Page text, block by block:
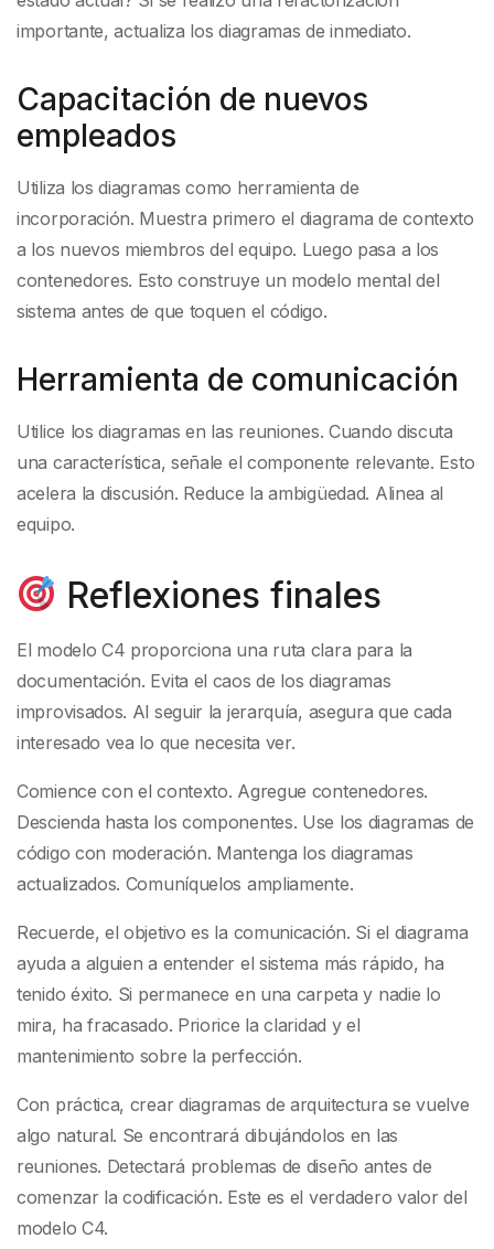
importante, actualiza los diagramas de inmediato.
Capacitación de nuevos
empleados
Utiliza los diagramas como herramienta de
incorporación. Muestra primero el diagrama de contexto
a los nuevos miembros del equipo. Luego pasa a los
contenedores. Esto construye un modelo mental del
sistema antes de que toquen el código.
Herramienta de comunicación
Utilice los diagramas en las reuniones. Cuando discuta
una característica, señale el componente relevante. Esto
acelera la discusión. Reduce la ambigüedad. Alinea al
equipo.
Reflexiones finales
El modelo C4 proporciona una ruta clara para la
documentación. Evita el caos de los diagramas
improvisados. Al seguir la jerarquía, asegura que cada
interesado vea lo que necesita ver.
Comience con el contexto. Agregue contenedores.
Descienda hasta los componentes. Use los diagramas de
código con moderación. Mantenga los diagramas
actualizados. Comuníquelos ampliamente.
Recuerde, el objetivo es la comunicación. Si el diagrama
ayuda a alguien a entender el sistema más rápido, ha
tenido éxito. Si permanece en una carpeta y nadie lo
mira, ha fracasado. Priorice la claridad y el
mantenimiento sobre la perfección.
Con práctica, crear diagramas de arquitectura se vuelve
algo natural. Se encontrará dibujándolos en las
reuniones. Detectará problemas de diseño antes de
comenzar la codificación. Este es el verdadero valor del
modelo C4.